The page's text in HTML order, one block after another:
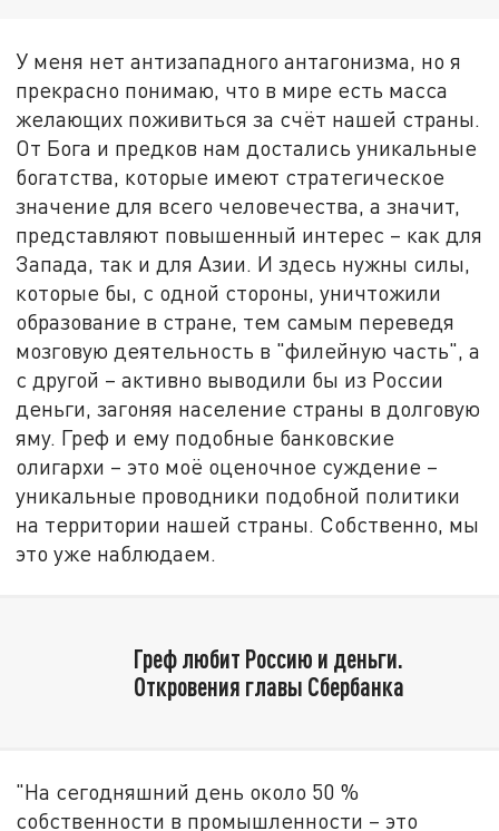
У меня нет антизападного антагонизма, но я
прекрасно понимаю, что в мире есть масса
желающих поживиться за счёт нашей страны.
От Бога и предков нам достались уникальные
богатства, которые имеют стратегическое
значение для всего человечества, а значит,
представляют повышенный интерес – как для
Запада, так и для Азии. И здесь нужны силы,
которые бы, с одной стороны, уничтожили
образование в стране, тем самым переведя
мозговую деятельность в "филейную часть", а
с другой – активно выводили бы из России
деньги, загоняя население страны в долговую
яму. Греф и ему подобные банковские
олигархи – это моё оценочное суждение –
уникальные проводники подобной политики
на территории нашей страны. Собственно, мы
это уже наблюдаем.
Греф любит Россию и деньги.
Откровения главы Сбербанка
"На сегодняшний день около 50 %
собственности в промышленности – это